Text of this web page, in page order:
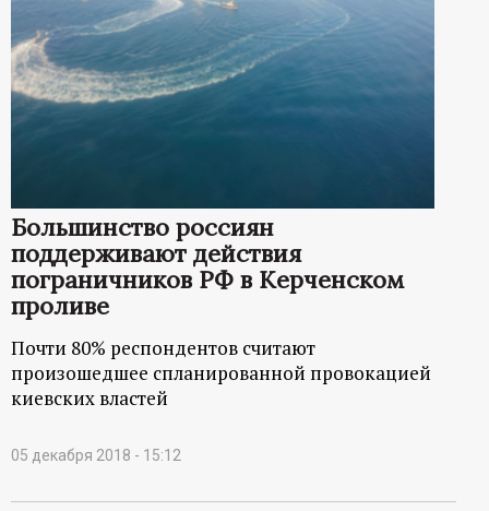
Большинство россиян
поддерживают действия
пограничников РФ в Керченском
проливе
Почти 80% респондентов считают
произошедшее спланированной провокацией
киевских властей
05 декабря 2018 - 15:12